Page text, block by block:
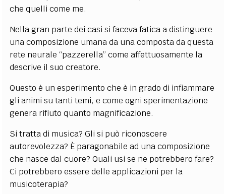
che quelli come me.
Nella gran parte dei casi si faceva fatica a distinguere
una composizione umana da una composta da questa
rete neurale “pazzerella” come affettuosamente la
descrive il suo creatore.
Questo è un esperimento che è in grado di infiammare
gli animi su tanti temi, e come ogni sperimentazione
genera rifiuto quanto magnificazione.
Si tratta di musica? Gli si può riconoscere
autorevolezza? È paragonabile ad una composizione
che nasce dal cuore? Quali usi se ne potrebbero fare?
Ci potrebbero essere delle applicazioni per la
musicoterapia?